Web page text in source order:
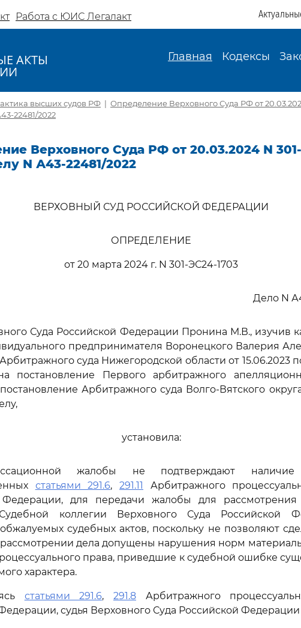
Работа с ЮИС Легалакт
АКТЫ Главная Кодексы
высших судов РФ | Определение Верховного Суда РФ от
22481/2022
Верховного Суда РФ от 20.03.2024 N
N А43-22481/2022
ВЕРХОВНЫЙ СУД РОССИЙСКОЙ ФЕДЕРАЦИИ
ОПРЕДЕЛЕНИЕ
от 20 марта 2024 г. N 301-ЭС24-1703
Дело N
Суда Российской Федерации Пронина М.В., изучив
предпринимателя Воронецкого Валерия
суда Нижегородской области от 15.06.2023
постановление Первого арбитражного
Арбитражного суда Волго-Вятского округа
установила:
жалобы не подтверждают наличие
статьями 291.6,291.11
Арбитражного
Федерации, для передачи жалобы для
коллегии Верховного Суда Российской
судебных актов, поскольку не позволяют
дела допущены нарушения норм
права, приведшие к судебной ошибке
характера.
статьями 291.6,291.8 Арбитражного
судья Верховного Суда Российской Федерации